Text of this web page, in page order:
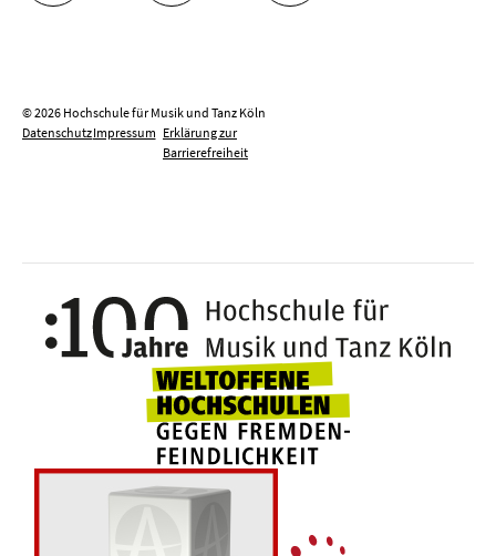
© 2026 Hochschule für Musik und Tanz Köln
DatenschutzImpressum Erklärung zur
Barrierefreiheit